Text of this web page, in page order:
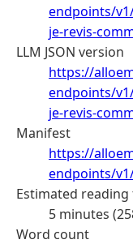
endpoints/
je-revis-
LLM JSON version
https://
endpoints/
je-revis-
Manifest
https://
endpoints/
Estimated
5 minutes
Word count